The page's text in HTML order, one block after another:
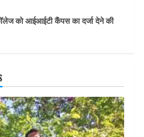
को आईआईटी कैंपस का दर्जा देने की